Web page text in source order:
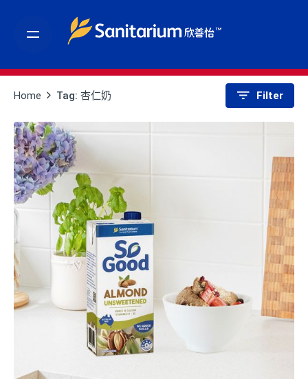
p
Home Tag: 杏仁奶 Filter